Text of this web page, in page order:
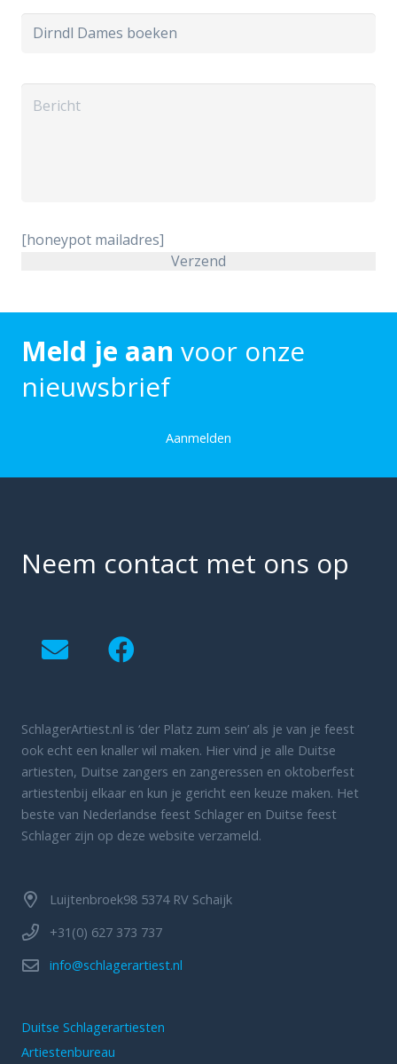
[honeypot mailadres]
Meld je aan voor onze
nieuwsbrief
Aanmelden
Neem contact met ons op
SchlagerArtiest.nl is ‘der Platz zum sein’ als je van je feest
ook echt een knaller wil maken. Hier vind je alle Duitse
artiesten, Duitse zangers en zangeressen en oktoberfest
artiestenbij elkaar en kun je gericht een keuze maken. Het
beste van Nederlandse feest Schlager en Duitse feest
Schlager zijn op deze website verzameld.
Luijtenbroek98 5374 RV Schaijk
+31(0) 627 373 737
info@schlagerartiest.nl
Duitse Schlagerartiesten
Artiestenbureau